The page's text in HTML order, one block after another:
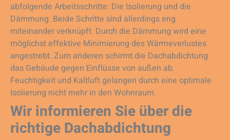
abfolgende Arbeitsschritte: Die Isolierung und die
Dämmung. Beide Schritte sind allerdings eng
miteinander verknüpft. Durch die Dämmung wird eine
möglichst effektive Minimierung des Wärmeverlustes
angestrebt. Zum anderen schirmt die Dachabdichtung
das Gebäude gegen Einflüsse von außen ab.
Feuchtigkeit und Kaltluft gelangen durch eine optimale
Isolierung nicht mehr in den Wohnraum.
Wir informieren Sie über die
richtige Dachabdichtung